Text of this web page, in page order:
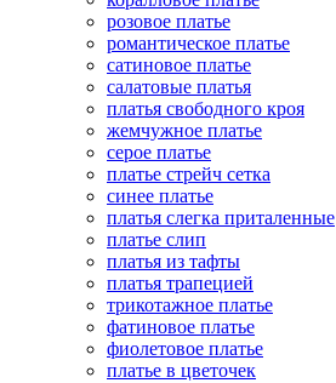
розовое платье
романтическое платье
сатиновое платье
салатовые платья
платья свободного кроя
жемчужное платье
серое платье
платье стрейч сетка
синее платье
платья слегка приталенные
платье слип
платья из тафты
платья трапецией
трикотажное платье
фатиновое платье
фиолетовое платье
платье в цветочек